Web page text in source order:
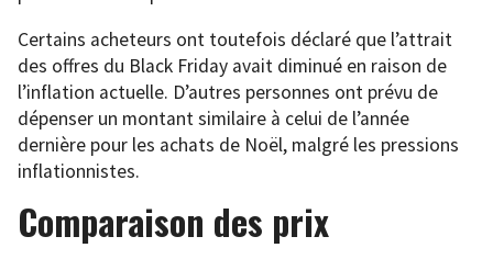
Certains acheteurs ont toutefois déclaré que l’attrait
des offres du Black Friday avait diminué en raison de
l’inflation actuelle. D’autres personnes ont prévu de
dépenser un montant similaire à celui de l’année
dernière pour les achats de Noël, malgré les pressions
inflationnistes.
Comparaison des prix